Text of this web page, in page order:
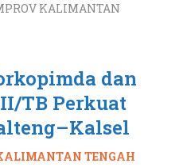
KALIMANTAN
dan
TB Perkuat
TENGAH